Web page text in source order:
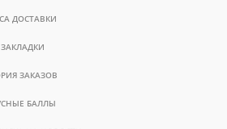
ДОСТАВКИ
ЗАКАЗОВ
БАЛЛЫ